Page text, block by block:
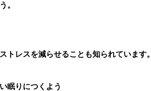
。
トレスを減らせることも知られています。
眠りにつくよう